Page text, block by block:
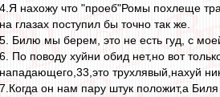
4.Я нахожу что "проеб"Ромы похлеще
на глазах поступил бы точно так же.
5. Билю мы берем, это не есть гуд, с
6. По поводу хуйни обид нет,но вот
нападающего,33,это трухлявый,нахуй
7.Когда он нам пару штук положит,а